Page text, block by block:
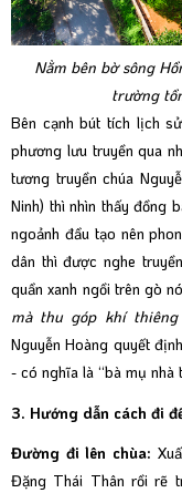
Nằm bên bờ sông
trường
Bên cạnh bút tích lịch
phương lưu truyền qua
tương truyền chúa
Ninh) thì nhìn thấy đồng
ngoảnh đầu tạo nên
dân thì được nghe
quần xanh ngồi trên gò
mà thu góp khí
Nguyễn Hoàng quyết
- có nghĩa là “bà mụ nhà
3. Hướng dẫn cách đi
Đường đi lên chùa:
Đặng Thái Thân rồi rẽ